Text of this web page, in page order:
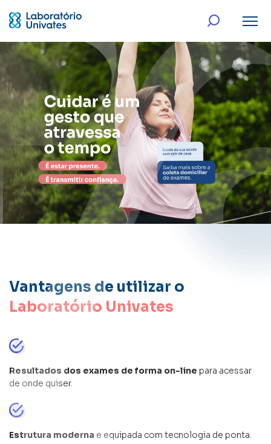
Vantagens de utilizar o
Laboratório Univates
Resultados dos exames de forma on-line para acessar
de onde quiser.
Estrutura moderna e equipada com tecnologia de ponta.